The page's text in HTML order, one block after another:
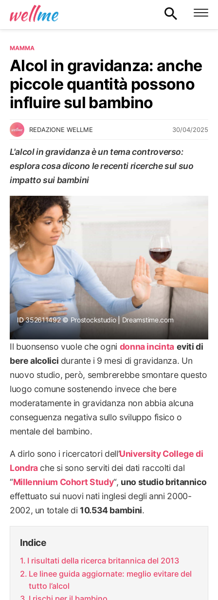
MAMMA
Alcol in gravidanza: anche
piccole quantità possono
influire sul bambino
REDAZIONE WELLME 30/04/2025
L'alcol in gravidanza è un tema controverso:
esplora cosa dicono le recenti ricerche sul suo
impatto sui bambini
ID 352611492 © Prostockstudio | Dreamstime.com
MAMMA
Il buonsenso vuole che ogni donna incinta eviti di
bere alcolici durante i 9 mesi di gravidanza. Un
nuovo studio, però, sembrerebbe smontare questo
luogo comune sostenendo invece che bere
moderatamente in gravidanza non abbia alcuna
conseguenza negativa sullo sviluppo fisico o
mentale del bambino.
A dirlo sono i ricercatori dell’University College di
Londrache si sono serviti dei dati raccolti dal
“Millennium Cohort Study“, uno studio britannico
effettuato sui nuovi nati inglesi degli anni 2000-
2002, un totale di 10.534 bambini.
Indice
I risultati della ricerca britannica del 2013
Le linee guida aggiornate: meglio evitare del
tutto l’alcol